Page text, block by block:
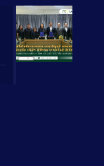
Description
Long